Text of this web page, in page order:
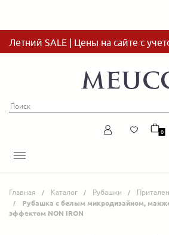
Летний SALE | Цены на сайте с
0
Главная Каталог Рубашки
Рубашка с белым микродизайном,
эффектом NON IRON